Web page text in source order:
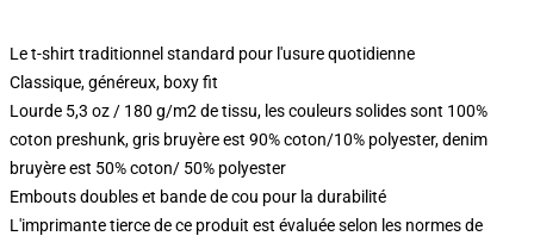
Le t-shirt traditionnel standard pour l'usure quotidienne
Classique, généreux, boxy fit
Lourde 5,3 oz / 180 g/m2 de tissu, les couleurs solides sont 100%
coton preshunk, gris bruyère est 90% coton/10% polyester, denim
bruyère est 50% coton/ 50% polyester
Embouts doubles et bande de cou pour la durabilité
L'imprimante tierce de ce produit est évaluée selon les normes de